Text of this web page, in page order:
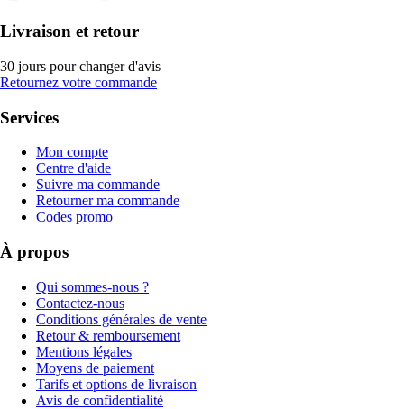
Livraison et retour
30 jours pour changer d'avis
Retournez votre commande
Services
Mon compte
Centre d'aide
Suivre ma commande
Retourner ma commande
Codes promo
À propos
Qui sommes-nous ?
Contactez-nous
Conditions générales de vente
Retour & remboursement
Mentions légales
Moyens de paiement
Tarifs et options de livraison
Avis de confidentialité